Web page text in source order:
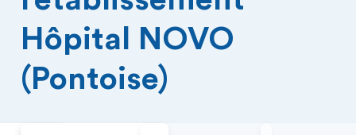
Hôpital NOVO
(Pontoise)